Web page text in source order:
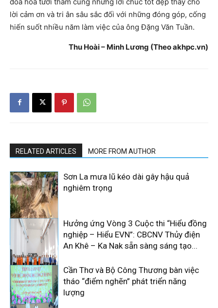
lời cảm ơn và tri ân sâu sắc đối với những đóng góp, cống
hiến suốt nhiều năm làm việc của ông Đặng Văn Tuần.
Thu Hoài – Minh Lương (Theo akhpc.vn)
RELATED ARTICLES MORE FROM AUTHOR
Sơn La mưa lũ kéo dài gây hậu quả
nghiêm trọng
Hưởng ứng Vòng 3 Cuộc thi “Hiểu đồng
nghiệp – Hiểu EVN”: CBCNV Thủy điện
An Khê – Ka Nak sẵn sàng sáng tạo...
Cần Thơ và Bộ Công Thương bàn việc
tháo “điểm nghẽn” phát triển năng
lượng